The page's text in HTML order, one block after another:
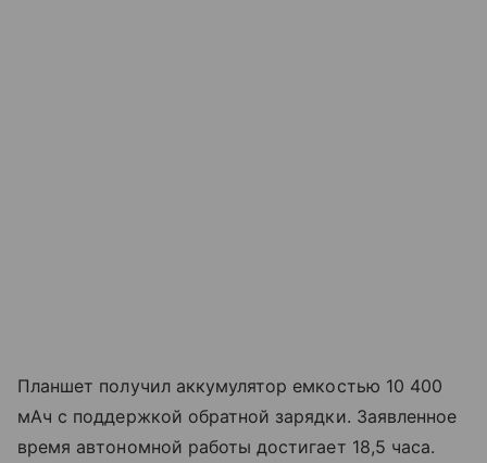
Планшет получил аккумулятор емкостью 10 400
мАч с поддержкой обратной зарядки. Заявленное
время автономной работы достигает 18,5 часа.